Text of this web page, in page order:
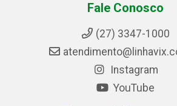
Fale Conosco
(27) 3347-1000
Instagram
YouTube